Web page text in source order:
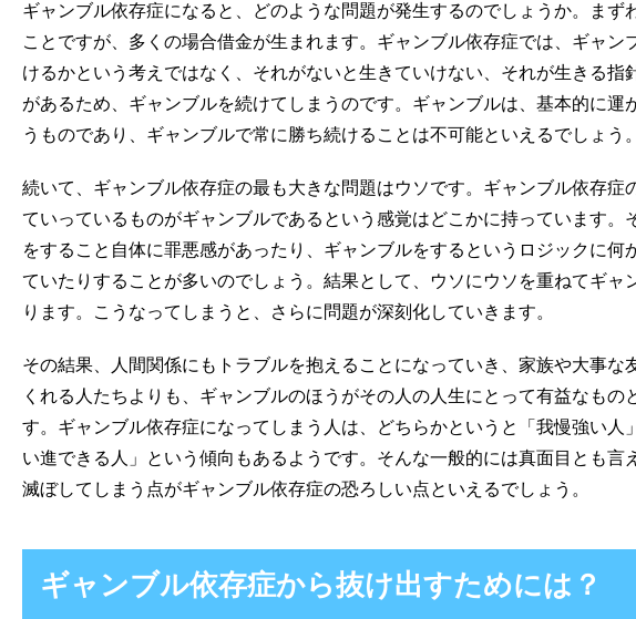
ギャンブル依存症になると、どのような問題が発生するのでしょうか。まず
ことですが、多くの場合借金が生まれます。ギャンブル依存症では、ギャン
けるかという考えではなく、それがないと生きていけない、それが生きる指
があるため、ギャンブルを続けてしまうのです。ギャンブルは、基本的に運
うものであり、ギャンブルで常に勝ち続けることは不可能といえるでしょう。
続いて、ギャンブル依存症の最も大きな問題はウソです。ギャンブル依存症
ていっているものがギャンブルであるという感覚はどこかに持っています。
をすること自体に罪悪感があったり、ギャンブルをするというロジックに何
ていたりすることが多いのでしょう。結果として、ウソにウソを重ねてギャ
ります。こうなってしまうと、さらに問題が深刻化していきます。
その結果、人間関係にもトラブルを抱えることになっていき、家族や大事な
くれる人たちよりも、ギャンブルのほうがその人の人生にとって有益なもの
す。ギャンブル依存症になってしまう人は、どちらかというと「我慢強い人
い進できる人」という傾向もあるようです。そんな一般的には真面目とも言
滅ぼしてしまう点がギャンブル依存症の恐ろしい点といえるでしょう。
ギャンブル依存症から抜け出すためには？